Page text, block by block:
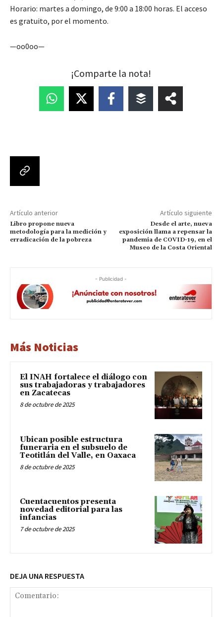
Horario: martes a domingo, de 9:00 a 18:00 horas. El acceso
es gratuito, por el momento.
—oo0oo—
¡Comparte la nota!
Artículo anterior
Libro propone nueva
metodología para la medición y
erradicación de la pobreza
Artículo siguiente
Desde el arte, nueva
exposición llama a repensar la
pandemia de COVID-19, en el
Museo de la Costa Oriental
- Publicidad -
Más Noticias
El INAH fortalece el diálogo con
sus trabajadoras y trabajadores
en Zacatecas
8 de octubre de 2025
Ubican posible estructura
funeraria en el subsuelo de
Teotitlán del Valle, en Oaxaca
8 de octubre de 2025
Cuentacuentos presenta
novedad editorial para las
infancias
7 de octubre de 2025
DEJA UNA RESPUESTA